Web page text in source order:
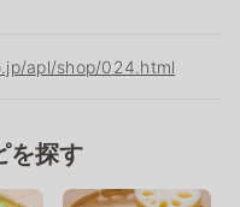
apl/shop/024.html
を探す